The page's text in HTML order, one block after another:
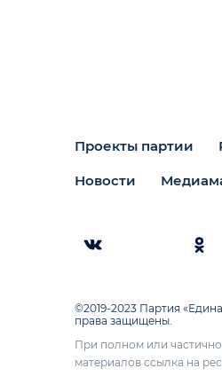
Проекты партии
Новости
©2019-2023 Партия
права защищены.
При полном или
материалов ссылка на